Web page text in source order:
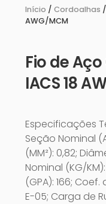
Início / Cordoalhas
AWG/MCM
Fio de
IACS 18
Especificações
Seção Nominal
(MM²): 0,82;
Nominal (KG/
(GPA): 166;
E-05; Carga de